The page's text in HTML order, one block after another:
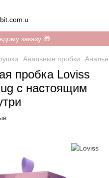
заказу 🎁
Анальные пробки
пробка Loviss
с настоящим